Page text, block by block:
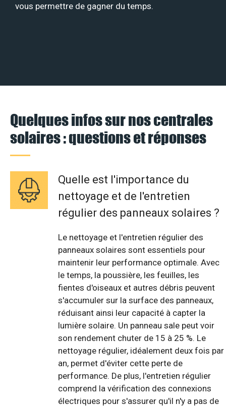
vous permettre de gagner du temps.
Quelques infos sur nos centrales
solaires : questions et réponses
Quelle est l'importance du
nettoyage et de l'entretien
régulier des panneaux solaires ?
Le nettoyage et l'entretien régulier des
panneaux solaires sont essentiels pour
maintenir leur performance optimale. Avec
le temps, la poussière, les feuilles, les
fientes d'oiseaux et autres débris peuvent
s'accumuler sur la surface des panneaux,
réduisant ainsi leur capacité à capter la
lumière solaire. Un panneau sale peut voir
son rendement chuter de 15 à 25 %. Le
nettoyage régulier, idéalement deux fois par
an, permet d'éviter cette perte de
performance. De plus, l'entretien régulier
comprend la vérification des connexions
électriques pour s'assurer qu'il n'y a pas de